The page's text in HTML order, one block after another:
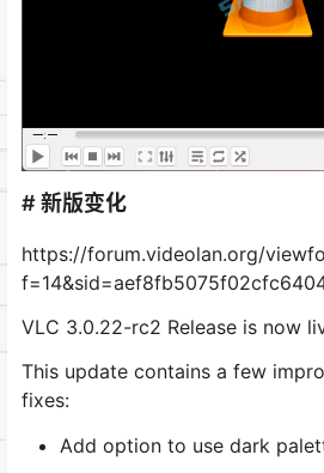
# 新版变化
https://forum.videolan.org/
VLC 3.0.22-rc2 Release is now
This update contains a few
fixes:
Add option to use dark